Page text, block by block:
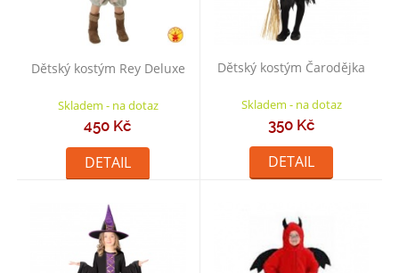
Dětský kostým Rey Deluxe
Skladem - na dotaz
450 Kč
DETAIL
Dětský kostým Čarodějka
Skladem - na dotaz
350 Kč
DETAIL